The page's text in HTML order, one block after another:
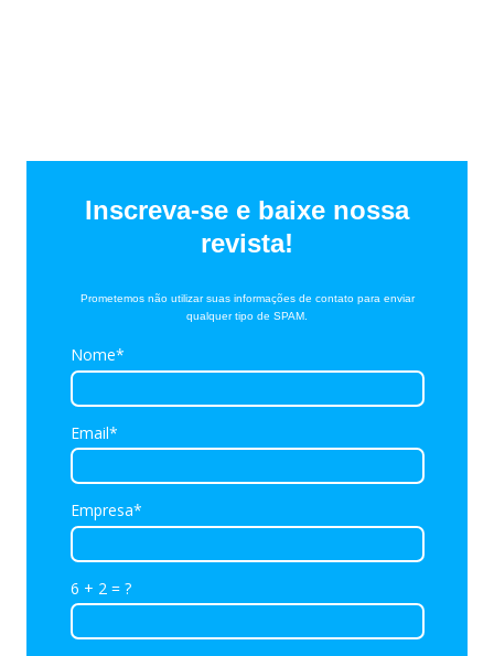
Inscreva-se e baixe nossa
revista!
Prometemos não utilizar suas informações de contato para enviar
qualquer tipo de SPAM.
Nome*
Email*
Empresa*
6 + 2 = ?